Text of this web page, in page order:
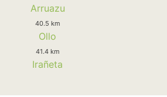
Arruazu
40.5 km
Ollo
41.4 km
Irañeta